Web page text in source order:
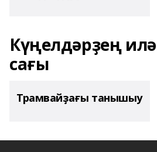
Күңелдәрҙең
сағы
Трамвайҙағы танышыу